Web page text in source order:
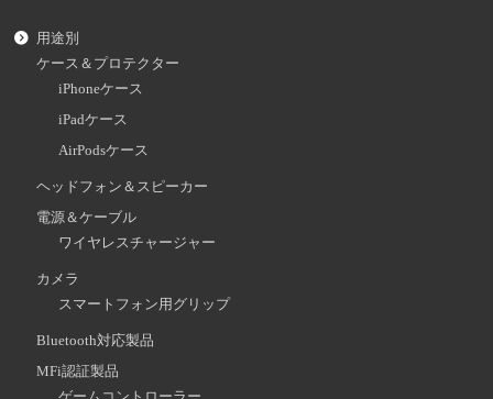
用途別
ケース＆プロテクター
iPhoneケース
iPadケース
AirPodsケース
ヘッドフォン＆スピーカー
電源＆ケーブル
ワイヤレスチャージャー
カメラ
スマートフォン用グリップ
Bluetooth対応製品
MFi認証製品